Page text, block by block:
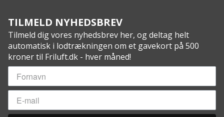
TILMELD NYHEDSBREV
Tilmeld dig vores nyhedsbrev her, og deltag helt
automatisk i lodtrækningen om et gavekort på 500
kroner til Friluft.dk - hver måned!